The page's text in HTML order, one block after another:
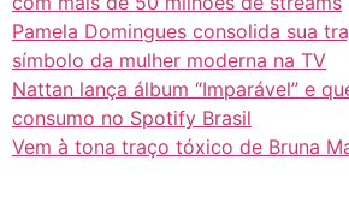
Pamela Domingues consolida sua
símbolo da mulher moderna na TV
Nattan lança álbum “Imparável” e
consumo no Spotify Brasil
Vem à tona traço tóxico de Bruna